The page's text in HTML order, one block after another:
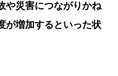
や災害につながりかね
が増加するといった状